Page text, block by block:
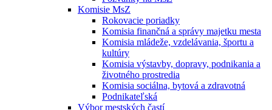
Komisie MsZ
Rokovacie poriadky
Komisia finančná a správy majetku mesta
Komisia mládeže, vzdelávania, športu a
kultúry
Komisia výstavby, dopravy, podnikania a
životného prostredia
Komisia sociálna, bytová a zdravotná
Podnikateľská
Výbor mestských častí